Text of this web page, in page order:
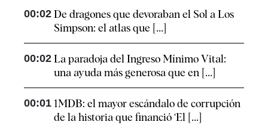
00:02 De dragones que devoraban el Sol a Los
Simpson: el atlas que [...]
00:02 La paradoja del Ingreso Mínimo Vital:
una ayuda más generosa que en [...]
00:01 1MDB: el mayor escándalo de corrupción
de la historia que financió ‘El [...]